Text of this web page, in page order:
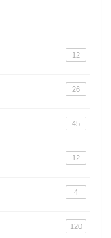
12
26
45
12
4
120